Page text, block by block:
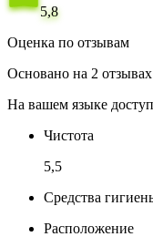
5,8
Оценка по отзывам
Основано на 2
На вашем языке
Чистота
5,5
Средства
Расположение